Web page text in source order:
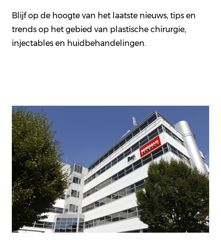
Blijf op de hoogte van het laatste nieuws, tips en
trends op het gebied van plastische chirurgie,
injectables en huidbehandelingen.